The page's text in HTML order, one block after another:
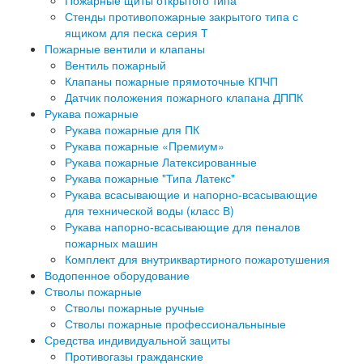
Стенды противопожарные закрытого типа с
ящиком для песка серия Т
Пожарные вентили и клапаны
Вентиль пожарный
Клапаны пожарные прямоточные КПЧП
Датчик положения пожарного клапана ДППК
Рукава пожарные
Рукава пожарные для ПК
Рукава пожарные «Премиум»
Рукава пожарные Латексированные
Рукава пожарные "Типа Латекс"
Рукава всасывающие и напорно-всасывающие
для технической воды (класс В)
Рукава напорно-всасывающие для пеналов
пожарных машин
Комплект для внутриквартирного пожаротушения
Водопенное оборудование
Стволы пожарные
Стволы пожарные ручные
Стволы пожарные профессиональныные
Средства индивидуальной защиты
Противогазы гражданские